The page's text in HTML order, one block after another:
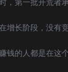
增长阶段，没有
钱的人都是在这